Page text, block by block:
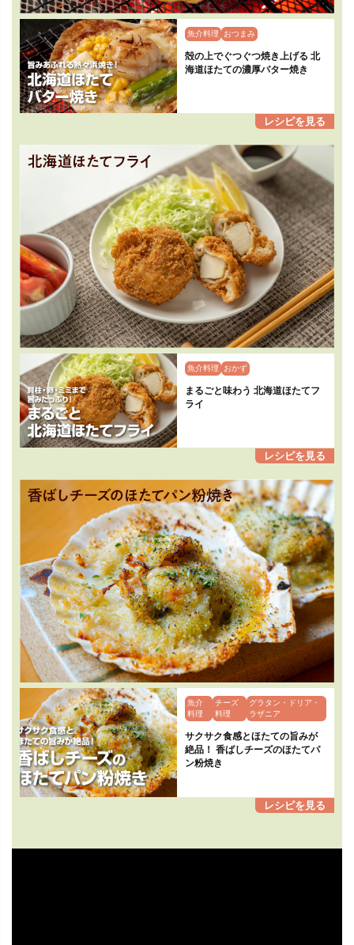
魚介料理 おつまみ
殻の上でぐつぐつ焼き上げる 北
海道ほたての濃厚バター焼き
魚介料理 おかず
まるごと味わう 北海道ほたてフ
ライ
魚介
料理
チーズ
料理
グラタン・ドリア・
ラザニア
サクサク食感とほたての旨みが
絶品！ 香ばしチーズのほたてパ
ン粉焼き